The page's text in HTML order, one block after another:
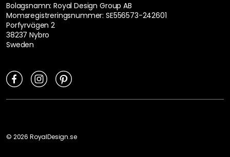
Bolagsnamn: Royal Design Group AB
Momsregistreringsnummer: SE556573-242601
Porfyrvägen 2
38237 Nybro
Sweden